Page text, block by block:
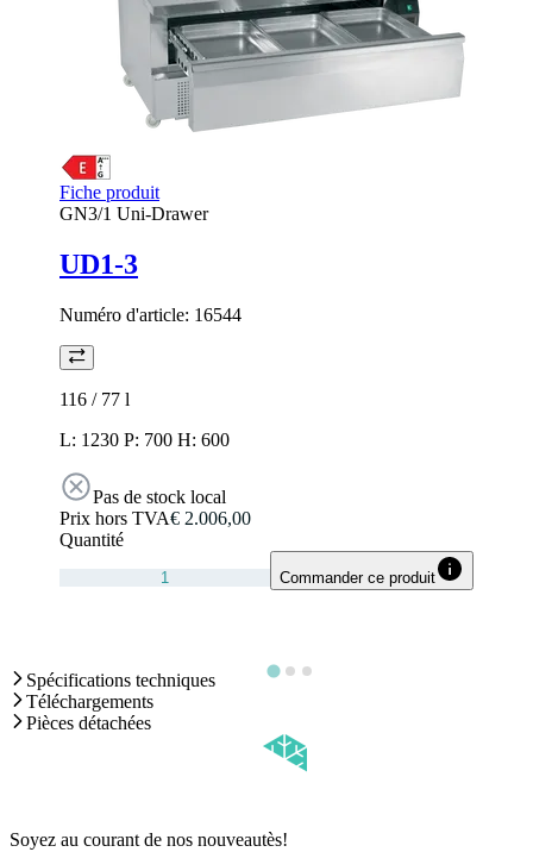
Fiche produit
GN3/1 Uni-Drawer
UD1-3
Numéro d'article: 16544
116 / 77 l
L: 1230 P: 700 H: 600
Pas de stock local
Prix hors TVA€ 2.006,00
Quantité
Commander ce produit
Spécifications techniques
Téléchargements
Pièces détachées
Soyez au courant de nos nouveautès!